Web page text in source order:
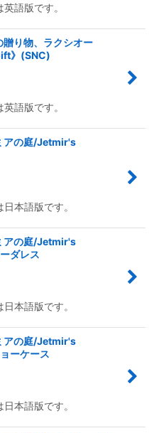
語版です。
り物、ラクシオー
》(SNC)
語版です。
アの庭/Jetmir's
本語版です。
アの庭/Jetmir's
ダレス
本語版です。
アの庭/Jetmir's
ーケース
本語版です。